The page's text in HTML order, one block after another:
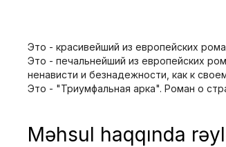
Это - красивейший из европейских
Это - печальнейший из европейских
ненависти и безнадежности, как к
Это - "Триумфальная арка". Роман о
Məhsul haqqında